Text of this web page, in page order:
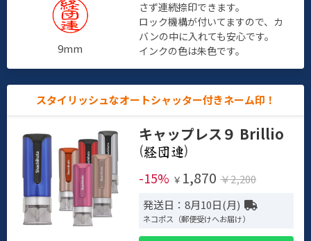
9mm
さず連続捺印できます。
ロック機構が付いてますので、カ
バンの中に入れても安心です。
インクの色は朱色です。
スタイリッシュなオートシャッター付きネーム印！
キャップレス９ Brillio
(
)
-15% ￥ 1,870 ￥2,200
発送日：8月10日(月)
ネコポス（郵便受けへお届け）